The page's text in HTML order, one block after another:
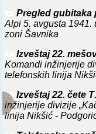
13. 2. 1942. Kod
bataljon Operativnog
razoružao italijansku
Kačatori dele Alpi-,
Stoca.
odreda i delovi 4.
odreda za
trinaestočasovnoj
Pregled gubitaka
Alpi 5. avgusta 1941.
zoni Šavnika
Izveštaj 22.
Komandi inžinjerije
telefonskih linija
📜 Izveštaj 22. čete
inžinjerije divizije
linija Nikšić -